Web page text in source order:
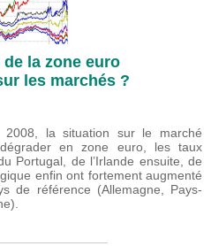
la zone euro
les marchés ?
la situation sur le marché
en zone euro, les taux
Portugal, de l’Irlande ensuite, de
enfin ont fortement augmenté
de référence (Allemagne, Pays-